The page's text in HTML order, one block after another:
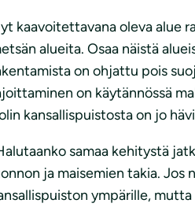
kaavoitettavana oleva alue
alueita. Osaa näistä
on ohjattu pois
on käytännössä
kansallispuistosta on jo
samaa kehitystä
ja maisemien takia.
ympärille,